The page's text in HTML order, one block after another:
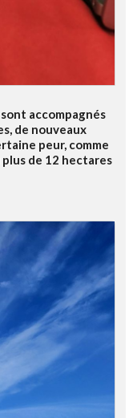
accompagnés
de nouveaux
peur, comme
de 12 hectares